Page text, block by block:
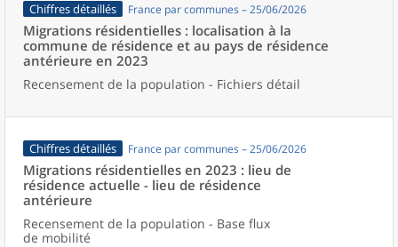
Chiffres détaillés France par communes – 25/06/2026
Migrations résidentielles : localisation à la
commune de résidence et au pays de résidence
antérieure en 2023
Recensement de la population - Fichiers détail
Chiffres détaillés France par communes – 25/06/2026
Migrations résidentielles en 2023 : lieu de
résidence actuelle - lieu de résidence
antérieure
Recensement de la population - Base flux
de mobilité